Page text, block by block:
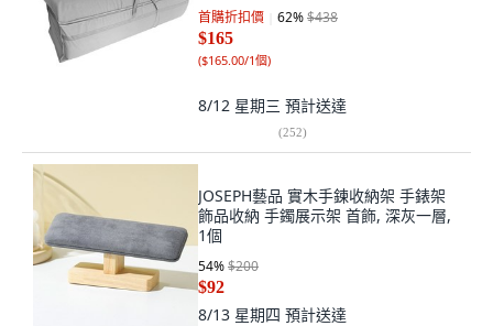
首購折扣價 62%$438
$165
($165.00/1個)
8/12 星期三 預計送達
(252)
JOSEPH藝品 實木手鍊收納架 手錶架
飾品收納 手鐲展示架 首飾, 深灰一層,
1個
54%$200
$92
8/13 星期四 預計送達